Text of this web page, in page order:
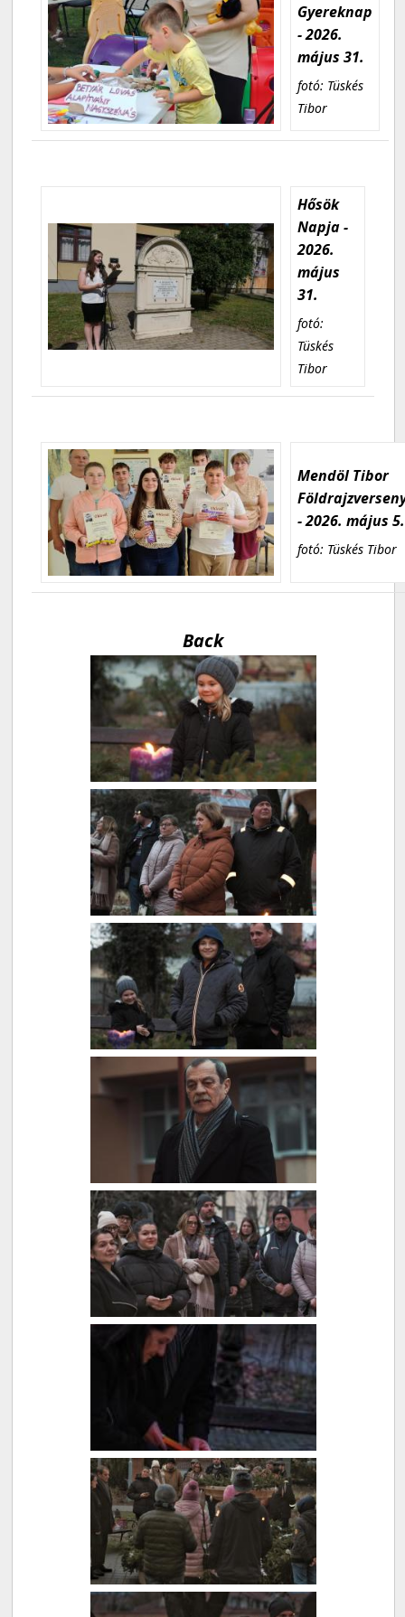
Gyereknap
- 2026.
május 31.
fotó: Tüskés
Tibor
Hősök
Napja -
2026.
május
31.
fotó:
Tüskés
Tibor
Mendöl Tibor
- 2026. május 5.
fotó: Tüskés Tibor
Back